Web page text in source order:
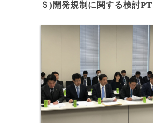
Ｓ)開発規制に関する検討